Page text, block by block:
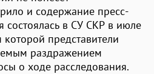
и содержание пресс-
состоялась в СУ СКР в июле
представители
раздражением
о ходе расследования.